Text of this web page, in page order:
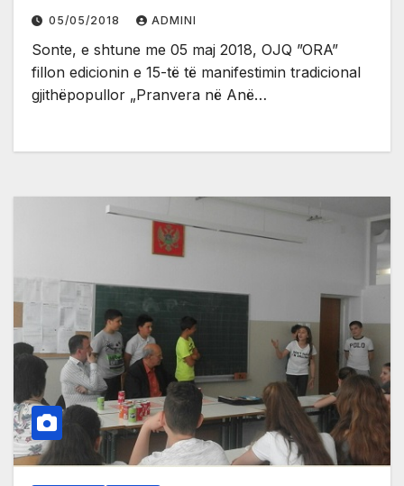
05/05/2018 ADMINI
Sonte, e shtune me 05 maj 2018, OJQ ”ORA”
fillon edicionin e 15-të të manifestimin tradicional
gjithëpopullor „Pranvera në Anë…